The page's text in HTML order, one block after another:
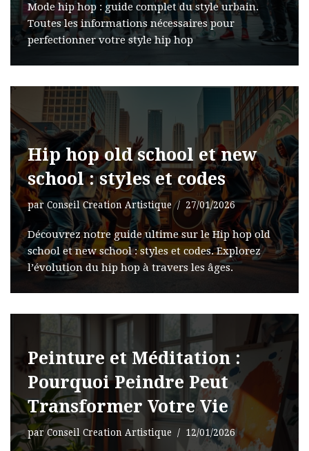
Mode hip hop : guide complet du style urbain.
Toutes les informations nécessaires pour
perfectionner votre style hip hop
Hip hop old school et new
school : styles et codes
par Conseil Creation Artistique 27/01/2026
Découvrez notre guide ultime sur le Hip hop old
school et new school : styles et codes. Explorez
l’évolution du hip hop à travers les âges.
Peinture et Méditation :
Pourquoi Peindre Peut
Transformer Votre Vie
parConseil Creation Artistique 12/01/2026